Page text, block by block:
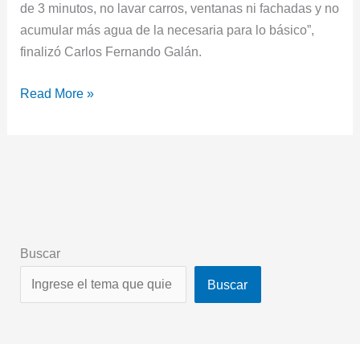
de 3 minutos, no lavar carros, ventanas ni fachadas y no
acumular más agua de la necesaria para lo básico”,
finalizó Carlos Fernando Galán.
Read More »
Buscar
Buscar